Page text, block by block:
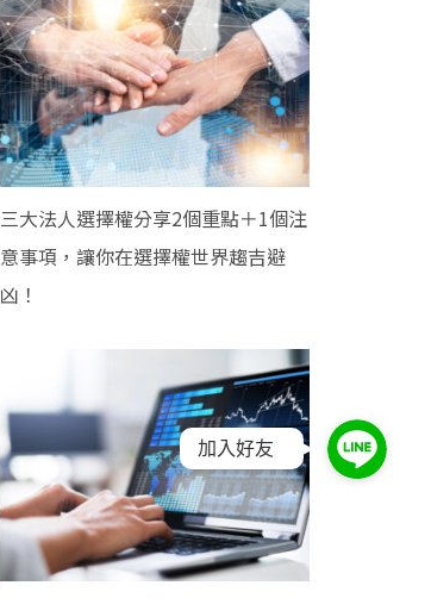
三大法人選擇權分享2個重點＋1個注
意事項，讓你在選擇權世界趨吉避
凶！
加入好友